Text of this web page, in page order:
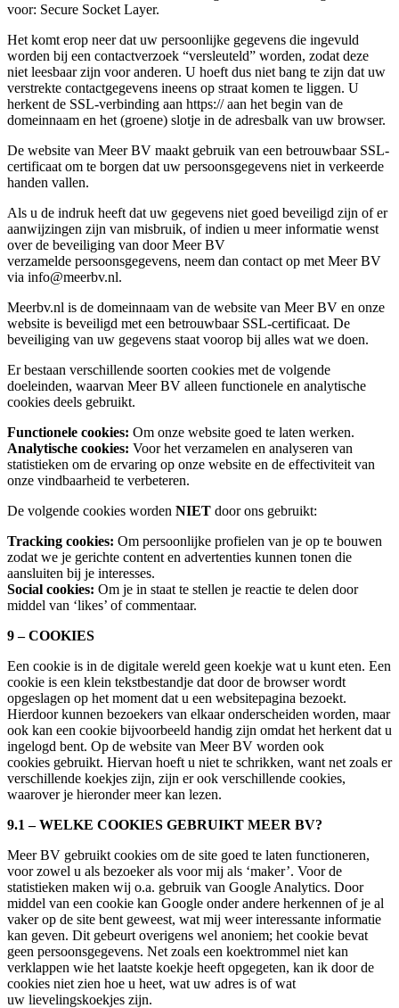
voor: Secure Socket Layer.
Het komt erop neer dat uw persoonlijke gegevens die ingevuld
worden bij een contactverzoek “versleuteld” worden, zodat deze
niet leesbaar zijn voor anderen. U hoeft dus niet bang te zijn dat uw
verstrekte contactgegevens ineens op straat komen te liggen. U
herkent de SSL-verbinding aan https:// aan het begin van de
domeinnaam en het (groene) slotje in de adresbalk van uw browser.
De website van Meer BV maakt gebruik van een betrouwbaar SSL-
certificaat om te borgen dat uw persoonsgegevens niet in verkeerde
handen vallen.
Als u de indruk heeft dat uw gegevens niet goed beveiligd zijn of er
aanwijzingen zijn van misbruik, of indien u meer informatie wenst
over de beveiliging van door Meer BV
verzamelde persoonsgegevens, neem dan contact op met Meer BV
via info@meerbv.nl.
Meerbv.nl is de domeinnaam van de website van Meer BV en onze
website is beveiligd met een betrouwbaar SSL-certificaat. De
beveiliging van uw gegevens staat voorop bij alles wat we doen.
Er bestaan verschillende soorten cookies met de volgende
doeleinden, waarvan Meer BV alleen functionele en analytische
cookies deels gebruikt.
Functionele cookies: Om onze website goed te laten werken.
Analytische cookies: Voor het verzamelen en analyseren van
statistieken om de ervaring op onze website en de effectiviteit van
onze vindbaarheid te verbeteren.
De volgende cookies worden NIET door ons gebruikt:
Tracking cookies: Om persoonlijke profielen van je op te bouwen
zodat we je gerichte content en advertenties kunnen tonen die
aansluiten bij je interesses.
Social cookies: Om je in staat te stellen je reactie te delen door
middel van ‘likes’ of commentaar.
9 – COOKIES
Een cookie is in de digitale wereld geen koekje wat u kunt eten. Een
cookie is een klein tekstbestandje dat door de browser wordt
opgeslagen op het moment dat u een websitepagina bezoekt.
Hierdoor kunnen bezoekers van elkaar onderscheiden worden, maar
ook kan een cookie bijvoorbeeld handig zijn omdat het herkent dat u
ingelogd bent. Op de website van Meer BV worden ook
cookies gebruikt. Hiervan hoeft u niet te schrikken, want net zoals er
verschillende koekjes zijn, zijn er ook verschillende cookies,
waarover je hieronder meer kan lezen.
9.1 – WELKE COOKIES GEBRUIKT MEER BV?
Meer BV gebruikt cookies om de site goed te laten functioneren,
voor zowel u als bezoeker als voor mij als ‘maker’. Voor de
statistieken maken wij o.a. gebruik van Google Analytics. Door
middel van een cookie kan Google onder andere herkennen of je al
vaker op de site bent geweest, wat mij weer interessante informatie
kan geven. Dit gebeurt overigens wel anoniem; het cookie bevat
geen persoonsgegevens. Net zoals een koektrommel niet kan
verklappen wie het laatste koekje heeft opgegeten, kan ik door de
cookies niet zien hoe u heet, wat uw adres is of wat
uw lievelingskoekjes zijn.